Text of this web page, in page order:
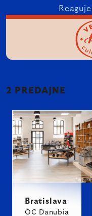
2 PREDAJNE
Bratislava
OC Danubia